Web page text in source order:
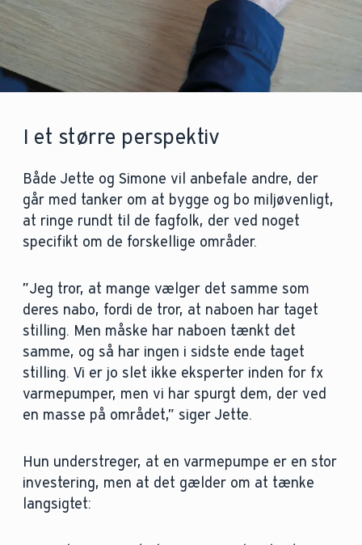
I et større perspektiv
Både Jette og Simone vil anbefale andre, der
går med tanker om at bygge og bo miljøvenligt,
at ringe rundt til de fagfolk, der ved noget
specifikt om de forskellige områder.
”Jeg tror, at mange vælger det samme som
deres nabo, fordi de tror, at naboen har taget
stilling. Men måske har naboen tænkt det
samme, og så har ingen i sidste ende taget
stilling. Vi er jo slet ikke eksperter inden for fx
varmepumper, men vi har spurgt dem, der ved
en masse på området,” siger Jette.
Hun understreger, at en varmepumpe er en stor
investering, men at det gælder om at tænke
langsigtet: